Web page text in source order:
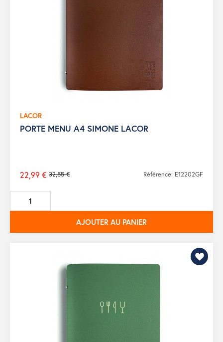
LACOR
PORTE MENU A4 SIMONE LACOR
Prix
de
base
32,55 €
22,99 € Référence: E12202GF
AJOUTER AU PANIER